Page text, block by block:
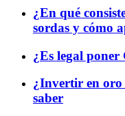
¿En qué
sordas y cómo
¿Es legal
¿Invertir en oro
saber